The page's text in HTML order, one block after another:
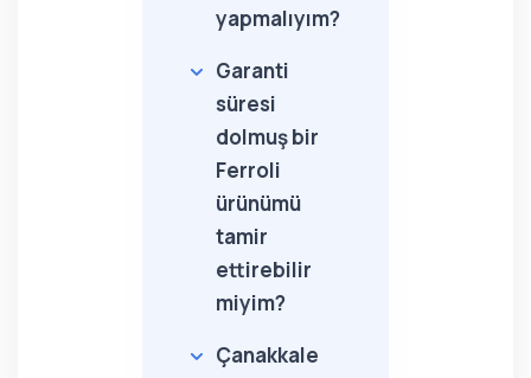
yapmalıyım?
Garanti
süresi
dolmuş bir
Ferroli
ürünümü
tamir
ettirebilir
miyim?
Çanakkale